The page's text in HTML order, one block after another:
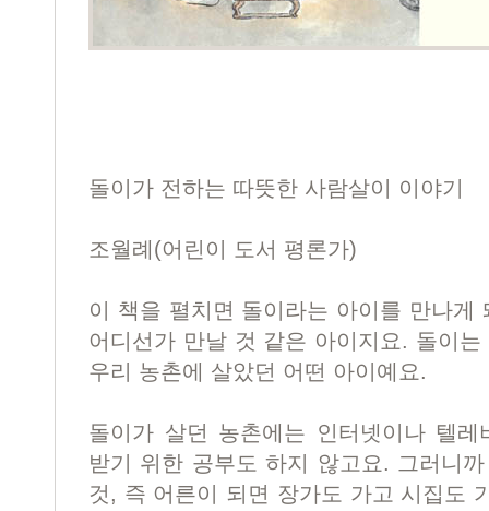
돌이가 전하는 따뜻한 사람살이 이야기
조월례(어린이 도서 평론가)
이 책을 펼치면 돌이라는 아이를 만나게
어디선가 만날 것 같은 아이지요. 돌이
우리 농촌에 살았던 어떤 아이예요.
돌이가 살던 농촌에는 인터넷이나 텔
받기 위한 공부도 하지 않고요. 그러니
것, 즉 어른이 되면 장가도 가고 시집도